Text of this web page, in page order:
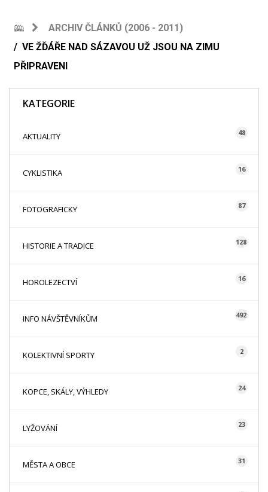
ARCHIV ČLÁNKŮ (2006 - 2011)
VE ŽĎÁŘE NAD SÁZAVOU UŽ JSOU NA ZIMU
PŘIPRAVENI
KATEGORIE
AKTUALITY 48
CYKLISTIKA 16
FOTOGRAFICKY 87
HISTORIE A TRADICE 128
HOROLEZECTVÍ 16
INFO NÁVŠTĚVNÍKŮM 492
KOLEKTIVNÍ SPORTY 2
KOPCE, SKÁLY, VÝHLEDY 24
LYŽOVÁNÍ 23
MĚSTA A OBCE 31